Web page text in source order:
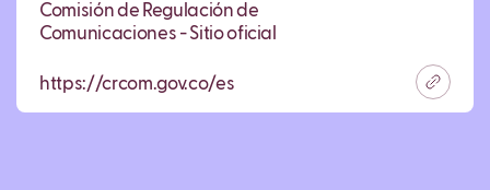
Comisión de Regulación de
Comunicaciones - Sitio oficial
https://crcom.gov.co/es